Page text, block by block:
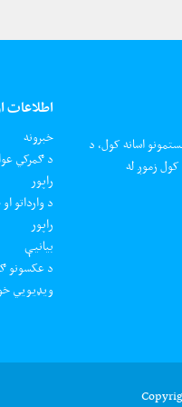
اسانه کول، د
زموږ له
اطلاعات
خبرونه
د ګمرکي
راپور
د وارداتو
راپور
بیانیې
د عکسونو
ويډيويي